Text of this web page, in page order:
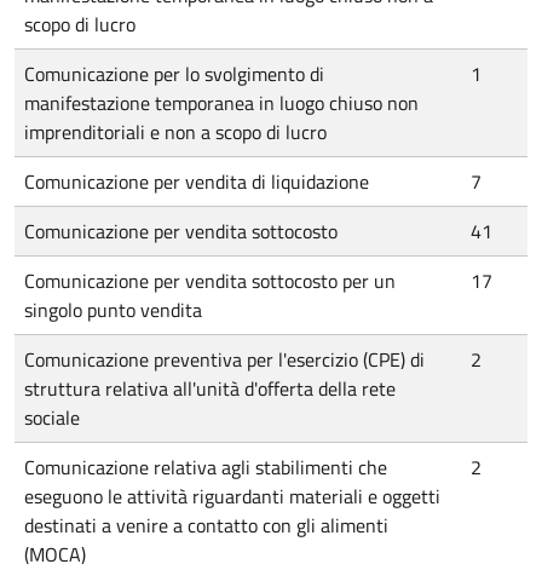
scopo di lucro
Comunicazione per lo svolgimento di
manifestazione temporanea in luogo chiuso non
imprenditoriali e non a scopo di lucro
1
Comunicazione per vendita di liquidazione
7
Comunicazione per vendita sottocosto
41
Comunicazione per vendita sottocosto per un
singolo punto vendita
17
Comunicazione preventiva per l'esercizio (CPE) di
struttura relativa all'unità d'offerta della rete
sociale
2
Comunicazione relativa agli stabilimenti che
eseguono le attività riguardanti materiali e oggetti
destinati a venire a contatto con gli alimenti
(MOCA)
2